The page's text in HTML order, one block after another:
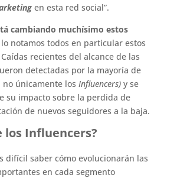
en esta red social”.
cambiando muchísimo estos
notamos todos en particular estos
recientes del alcance de las
detectadas por la mayoría de
no únicamente los Influencers)y se
su impacto sobre la perdida de
de nuevos seguidores a la baja.
los Influencers?
difícil saber cómo evolucionarán las
en cada segmento